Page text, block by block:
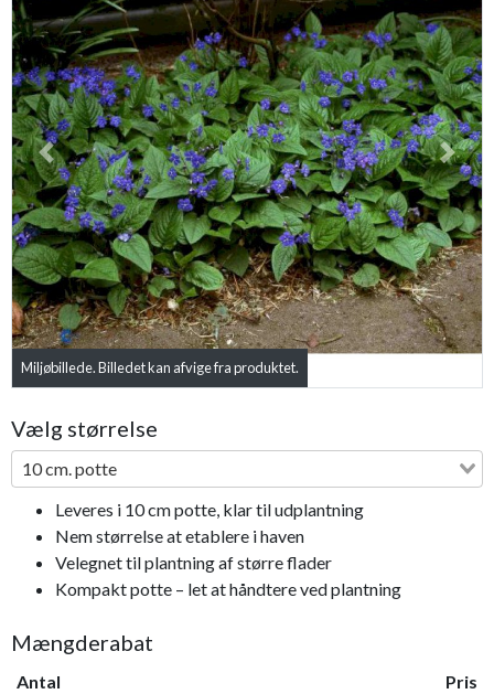
Miljøbillede. Billedet kan afvige fra produktet.
Previous Next
Vælg størrelse
10 cm. potte
Leveres i 10 cm potte, klar til udplantning
Nem størrelse at etablere i haven
Velegnet til plantning af større flader
Kompakt potte – let at håndtere ved plantning
Mængderabat
Antal
Pris